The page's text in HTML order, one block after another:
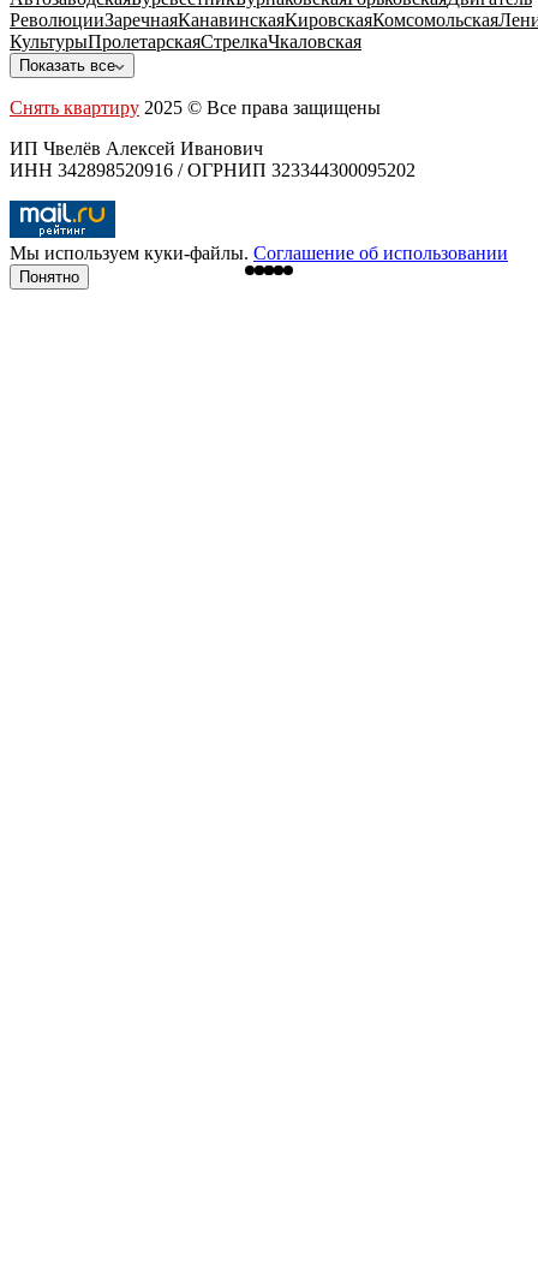
РеволюцииЗаречнаяКанавинскаяКировскаяКомсомольская
КультурыПролетарскаяСтрелкаЧкаловская
Показать все
Снять квартиру 2025 © Все права защищены
ИП Чвелёв Алексей Иванович
ИНН 342898520916 / ОГРНИП 323344300095202
Мы используем куки-файлы. Соглашение об использовании
Понятно